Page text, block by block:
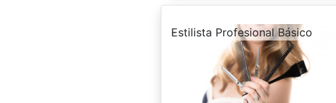
-
Estilista Profesional Básico